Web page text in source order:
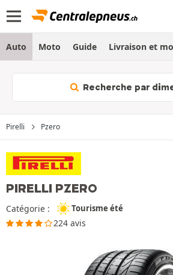
Auto Moto Guide Livraison et
Recherche par
Pirelli Pzero
PIRELLI PZERO
Catégorie : Tourisme été
224 avis